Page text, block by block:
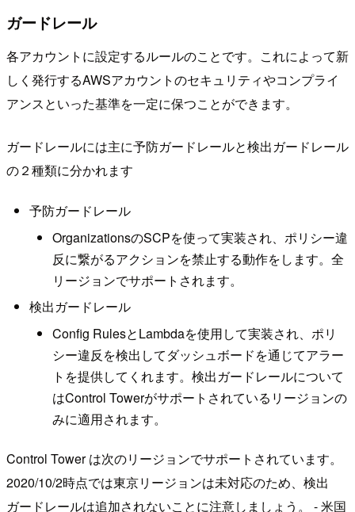
ガードレール
各アカウントに設定するルールのことです。これによって新
しく発行するAWSアカウントのセキュリティやコンプライ
アンスといった基準を一定に保つことができます。
ガードレールには主に予防ガードレールと検出ガードレール
の２種類に分かれます
予防ガードレール
OrganizationsのSCPを使って実装され、ポリシー違
反に繋がるアクションを禁止する動作をします。全
リージョンでサポートされます。
検出ガードレール
Config RulesとLambdaを使用して実装され、ポリ
シー違反を検出してダッシュボードを通じてアラー
トを提供してくれます。検出ガードレールについて
はControl Towerがサポートされているリージョンの
みに適用されます。
Control Tower は次のリージョンでサポートされています。
2020/10/2時点では東京リージョンは未対応のため、検出
ガードレールは追加されないことに注意しましょう。 - 米国